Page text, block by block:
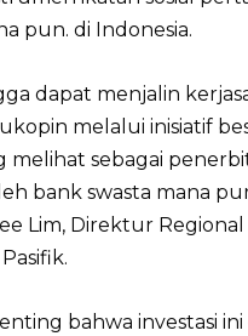
pun. di Indonesia.
dapat menjalin
melalui inisiatif
melihat sebagai
bank swasta mana
Lim, Direktur
bahwa investasi